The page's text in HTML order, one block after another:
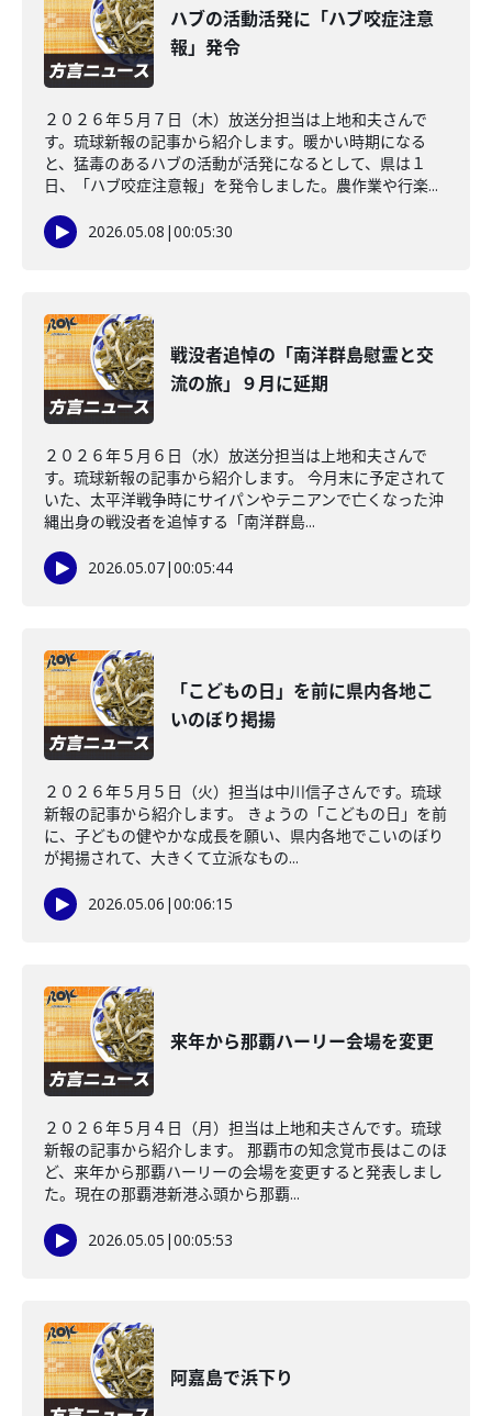
ハブの活動活発に「ハブ咬症注意
報」発令
２０２６年５月７日（木）放送分担当は上地和夫さんで
す。琉球新報の記事から紹介します。暖かい時期になる
と、猛毒のあるハブの活動が活発になるとして、県は１
日、「ハブ咬症注意報」を発令しました。農作業や行楽...
2026.05.08 |00:05:30
戦没者追悼の「南洋群島慰霊と交
流の旅」９月に延期
２０２６年５月６日（水）放送分担当は上地和夫さんで
す。琉球新報の記事から紹介します。 今月末に予定されて
いた、太平洋戦争時にサイパンやテニアンで亡くなった沖
縄出身の戦没者を追悼する「南洋群島...
2026.05.07|00:05:44
「こどもの日」を前に県内各地こ
いのぼり掲揚
２０２６年５月５日（火）担当は中川信子さんです。琉球
新報の記事から紹介します。 きょうの「こどもの日」を前
に、子どもの健やかな成長を願い、県内各地でこいのぼり
が掲揚されて、大きくて立派なもの...
2026.05.06 |00:06:15
来年から那覇ハーリー会場を変更
２０２６年５月４日（月）担当は上地和夫さんです。琉球
新報の記事から紹介します。 那覇市の知念覚市長はこのほ
ど、来年から那覇ハーリーの会場を変更すると発表しまし
た。現在の那覇港新港ふ頭から那覇...
2026.05.05 |00:05:53
阿嘉島で浜下り